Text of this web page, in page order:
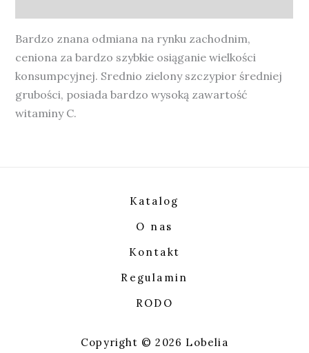
Bardzo znana odmiana na rynku zachodnim,
ceniona za bardzo szybkie osiąganie wielkości
konsumpcyjnej. Srednio zielony szczypior średniej
grubości, posiada bardzo wysoką zawartość
witaminy C.
Katalog
O nas
Kontakt
Regulamin
RODO
Copyright © 2026 Lobelia